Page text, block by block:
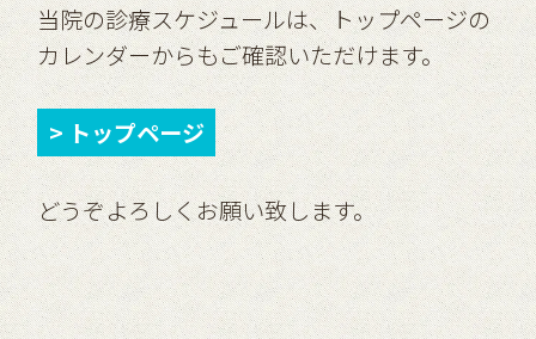
当院の診療スケジュールは、トップページの
カレンダーからもご確認いただけます。
> トップページ
どうぞよろしくお願い致します。